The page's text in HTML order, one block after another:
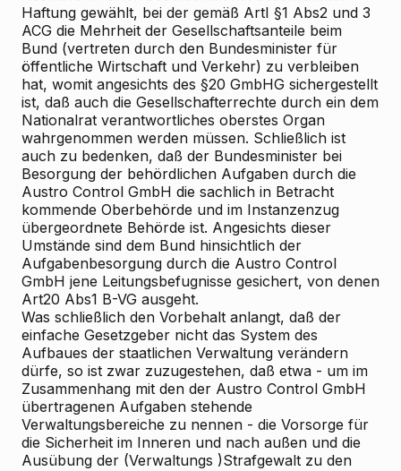
Haftung gewählt, bei der gemäß ArtI §1 Abs2 und 3
ACG die Mehrheit der Gesellschaftsanteile beim
Bund (vertreten durch den Bundesminister für
öffentliche Wirtschaft und Verkehr) zu verbleiben
hat, womit angesichts des §20 GmbHG sichergestellt
ist, daß auch die Gesellschafterrechte durch ein dem
Nationalrat verantwortliches oberstes Organ
wahrgenommen werden müssen. Schließlich ist
auch zu bedenken, daß der Bundesminister bei
Besorgung der behördlichen Aufgaben durch die
Austro Control GmbH die sachlich in Betracht
kommende Oberbehörde und im Instanzenzug
übergeordnete Behörde ist. Angesichts dieser
Umstände sind dem Bund hinsichtlich der
Aufgabenbesorgung durch die Austro Control
GmbH jene Leitungsbefugnisse gesichert, von denen
Art20 Abs1 B-VG ausgeht.
Was schließlich den Vorbehalt anlangt, daß der
einfache Gesetzgeber nicht das System des
Aufbaues der staatlichen Verwaltung verändern
dürfe, so ist zwar zuzugestehen, daß etwa - um im
Zusammenhang mit den der Austro Control GmbH
übertragenen Aufgaben stehende
Verwaltungsbereiche zu nennen - die Vorsorge für
die Sicherheit im Inneren und nach außen und die
Ausübung der (Verwaltungs )Strafgewalt zu den